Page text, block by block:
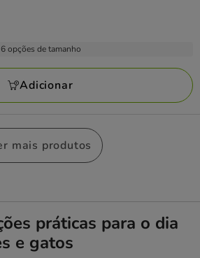
6 opções de tamanho
Adicionar
mais produtos
práticas para o dia
e gatos